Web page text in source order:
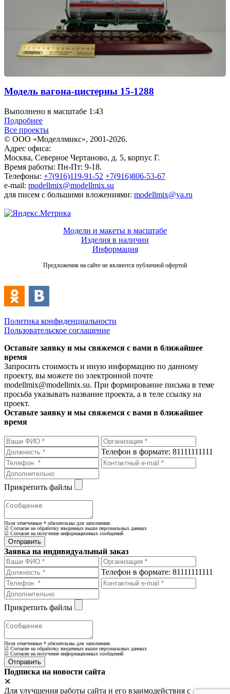
Модель вагона-цистерны 15-1288
Выполнено в масштабе 1:43
Подробнее
Все проекты
© ООО «Моделлмикс», 2001-2026.
Адрес офиса:
Москва, Северное Чертаново, д. 5, корпус Г.
Время работы: Пн-Пт: 9-18.
Телефоны: +7(916)119-91-52 +7(916)806-53-67
e-mail: modellmix@modellmix.su
для писем с большими вложениями: modellmix@ya.ru
Модели и макеты в масштабе
Изделия в наличии
Информация
Предложения на сайте не являются публичной офертой
Политика конфиденциальности
Пользовательское соглашение
Оставьте заявку и мы свяжемся с вами в ближайшее
время
Запросить стоимость и иную информацию по данному
проекту, вы можете по электронной почте
modellmix@modellmix.su. При формирование письма в теме
просьба указывать название проекта, а в теле ссылку на
проект.
Оставьте заявку и мы свяжемся с вами в ближайшее
время
Телефон в формате: 81111111111
Прикрепить файлы
Поля отмеченные * обязательны для заполнения.
☑ Согласие на обработку введенных выше персональных данных
☑ Согласие на получение информационных сообщений
Заявка на индивидуальный заказ
Телефон в формате: 81111111111
Прикрепить файлы
Поля отмеченные * обязательны для заполнения.
☑ Согласие на обработку введенных выше персональных данных
☑ Согласие на получение информационных сообщений
Подписка на новости сайта
✕
Для улучшения работы сайта и его взаимодействия с